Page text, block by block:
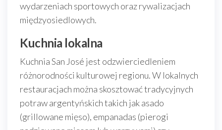
wydarzeniach sportowych oraz rywalizacjach
międzyosiedlowych.
Kuchnia lokalna
Kuchnia San José jest odzwierciedleniem
różnorodności kulturowej regionu. W lokalnych
restauracjach można skosztować tradycyjnych
potraw argentyńskich takich jak asado
(grillowane mięso), empanadas (pierogi